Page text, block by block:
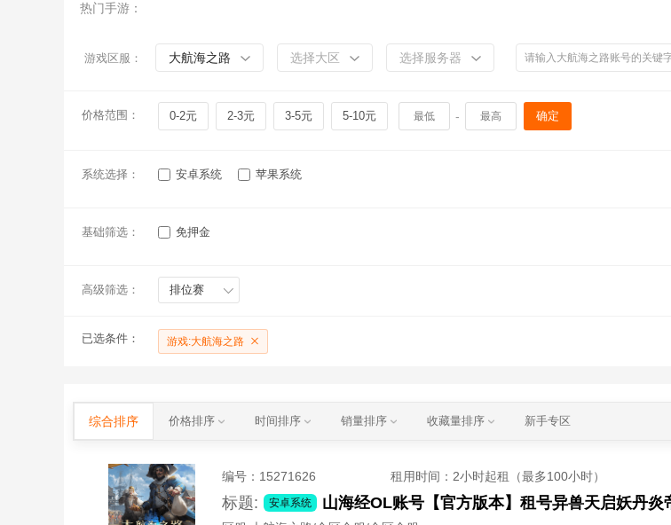
热门手游：
游戏区服： 大航海之路 选择大区 选择服务器
价格范围： 0-2元 2-3元 3-5元 5-10元 - 确定
系统选择： 安卓系统 苹果系统
基础筛选： 免押金
高级筛选： 排位赛
已选条件： 游戏:大航海之路
综合排序 价格排序 时间排序 销量排序 收藏量排序 新手专区
编号： 15271626 租用时间 ：2小时起租（最多100小时）
标题: 安卓系统